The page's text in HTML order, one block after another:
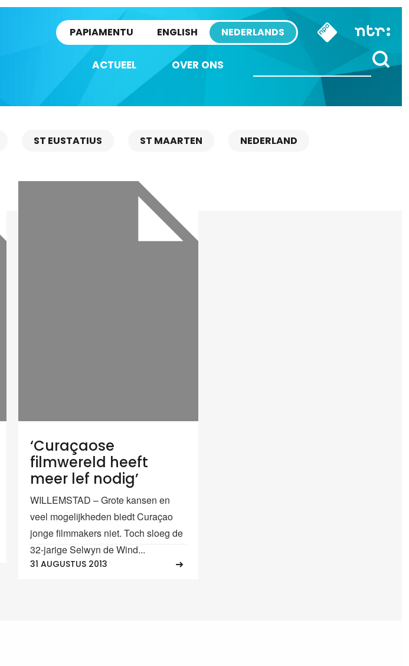
PAPIAMENTU ENGLISH NEDERLANDS
ACTUEEL OVER ONS
ST EUSTATIUS ST MAARTEN NEDERLAND
‘Curaçaose
filmwereld heeft
meer lef nodig’
WILLEMSTAD – Grote kansen en
veel mogelijkheden biedt Curaçao
jonge filmmakers niet. Toch sloeg de
32-jarige Selwyn de Wind...
31 AUGUSTUS 2013